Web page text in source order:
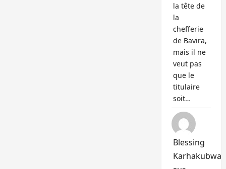
la tête de
la
chefferie
de Bavira,
mais il ne
veut pas
que le
titulaire
soit…
Blessing
Karhakubwa